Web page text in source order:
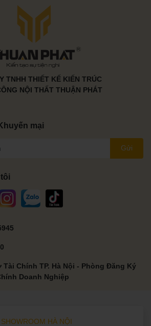
TNHH THIẾT KẾ KIẾN TRÚC
NỘI THẤT THUẬN PHÁT
mại
Gửi
Chính TP. Hà Nội - Phòng Đăng Ký
Doanh Nghiệp
SHOWROOM HÀ NỘI